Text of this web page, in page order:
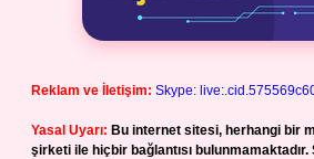
Reklam ve İletişim: Skype:
Yasal Uyarı: Bu internet sitesi, herhangi bir
şirketi ile hiçbir bağlantısı bulunmamaktadır.